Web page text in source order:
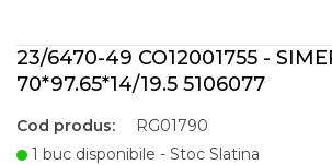
23/6470-49 CO12001755 -
70*97.65*14/19.5 5106077
Cod produs:
RG01790
1 buc disponibile - Stoc Slatina